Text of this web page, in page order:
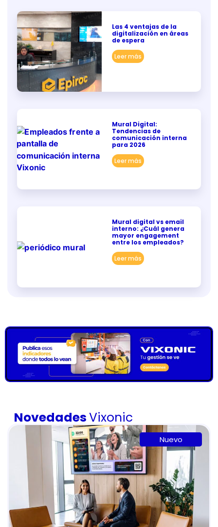
Las 4 ventajas de la
digitalización en áreas
de espera
Leer más
Mural Digital:
Tendencias de
comunicación interna
para 2026
Leer más
Mural digital vs email
interno: ¿Cuál genera
mayor engagement
entre los empleados?
Leer más
NovedadesVixonic
Nuevo